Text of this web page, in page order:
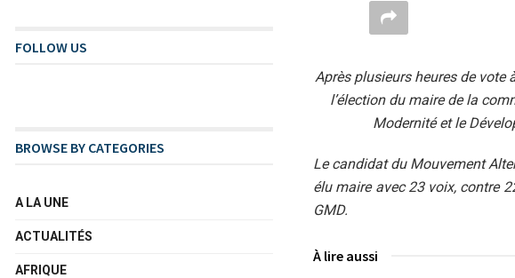
Après plusieurs heures de
l’élection du maire de la
Modernité et le
Le candidat du Mouvement
élu maire avec 23 voix, contre
GMD.
À lire aussi
FOLLOW US
BROWSE BY CATEGORIES
A LA UNE
ACTUALITÉS
AFRIQUE